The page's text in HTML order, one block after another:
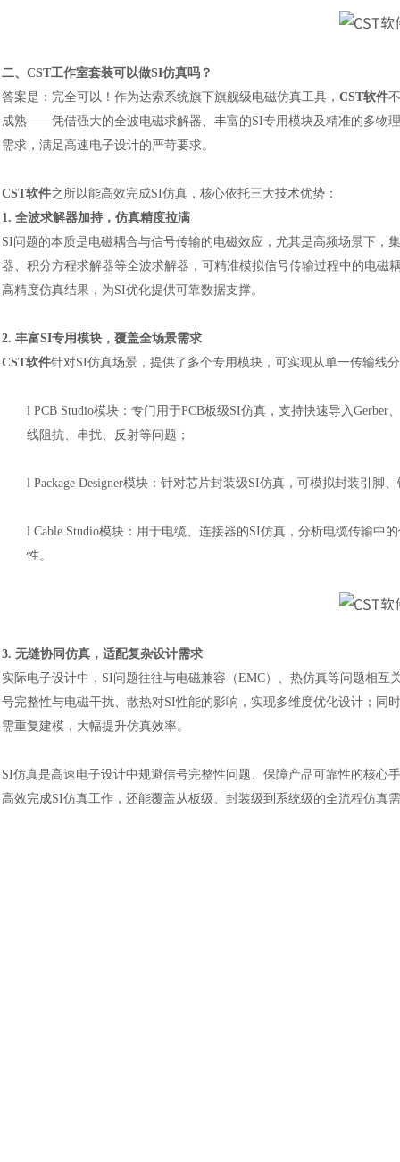
二、 CST工作室套装可以做SI仿真吗？
答案是：完全可以！作为达索系统旗下旗舰级电磁仿真工具， CST软件
成熟——凭借强大的全波电磁求解器、丰富的SI专用模块及精准的多物
需求，满足高速电子设计的严苛要求。
CST软件之所以能高效完成SI仿真，核心依托三大技术优势：
1. 全波求解器加持，仿真精度拉满
SI问题的本质是电磁耦合与信号传输的电磁效应，尤其是高频场景下，
器、积分方程求解器等全波求解器，可精准模拟信号传输过程中的电磁
高精度仿真结果，为SI优化提供可靠数据支撑。
2. 丰富SI专用模块，覆盖全场景需求
CST软件针对SI仿真场景，提供了多个专用模块，可实现从单一传输线
l PCB Studio模块：专门用于PCB板级SI仿真，支持快速导入
线阻抗、串扰、反射等问题；
l Package Designer模块：针对芯片封装级SI仿真，可模拟封装引
l Cable Studio模块：用于电缆、连接器的SI仿真，分析电缆传输中
性。
3. 无缝协同仿真，适配复杂设计需求
实际电子设计中， SI问题往往与电磁兼容（EMC）、热仿真等问题相互
号完整性与电磁干扰、散热对SI性能的影响，实现多维度优化设计；同
需重复建模，大幅提升仿真效率。
SI仿真是高速电子设计中规避信号完整性问题、保障产品可靠性的核心
高效完成SI仿真工作，还能覆盖从板级、封装级到系统级的全流程仿真